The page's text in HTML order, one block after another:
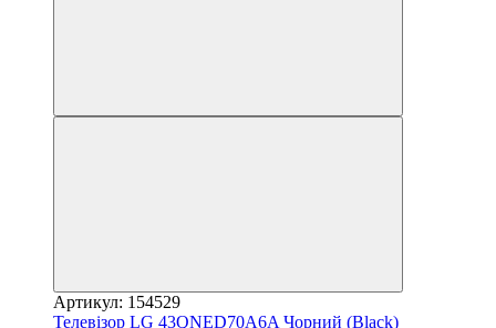
Артикул: 154529
Телевізор LG 43QNED70A6A Чорний (Black)